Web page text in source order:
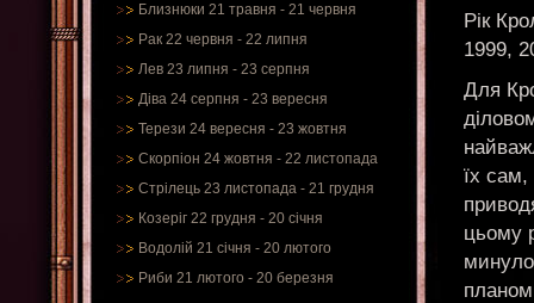
Близнюки 21 травня - 21 червня
Рак 22 червня - 22 липня
Лев 23 липня - 23 серпня
Діва 24 серпня - 23 вересня
Терези 24 вересня - 23 жовтня
Скорпіон 24 жовтня - 22 листопада
Стрілець 23 листопада - 21 грудня
Козеріг 22 грудня - 20 січня
Водолій 21 січня - 20 лютого
Риби 21 лютого - 20 березня
Рік
1999,
Для
їх
цьому